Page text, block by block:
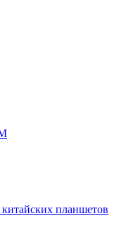
планшетов